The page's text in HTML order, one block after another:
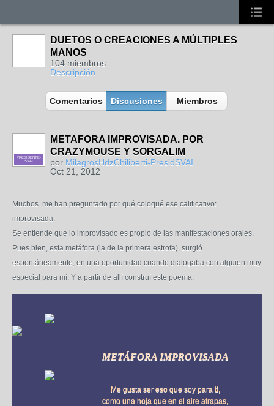
DUETOS O CREACIONES A MÚLTIPLES
MANOS
104 miembros
Descripción
Comentarios Discusiones Miembros
PRESIDENTE-
SVAI
METAFORA IMPROVISADA. POR
CRAZYMOUSE Y SORGALIM
por MilagrosHdzChiliberti-PresidSVAI
Oct 21, 2012
Muchos me han preguntado por qué coloqué ese calificativo:
improvisada.
Se entiende que lo improvisado es propio de las manifestaciones orales.
Pues bien, esta metáfora (la de la primera estrofa), surgió
espontáneamente, en una oportunidad cuando dialogaba con alguien muy
especial para mí. Y a partir de allí construí este poema.
METÁFORA IMPROVISADA
Me gusta ser eso que soy para ti,
como una hoja que en el aire atrapas,